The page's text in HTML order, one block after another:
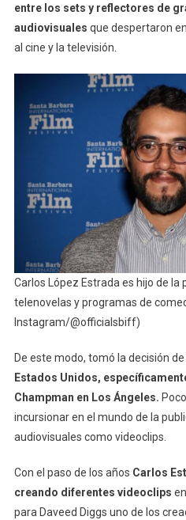
entre los sets y reflectores de
audiovisuales que despertaron
al cine y la televisión.
Carlos López Estrada es hijo de
telenovelas y programas de
Instagram/@officialsbiff)
De este modo, tomó la decisión de
Estados Unidos,
Champman en Los Ángeles.
incursionar en el mundo de la
audiovisuales como videoclips.
Con el paso de los años Carlos
creando diferentes videoclips
para Daveed Diggs uno de los